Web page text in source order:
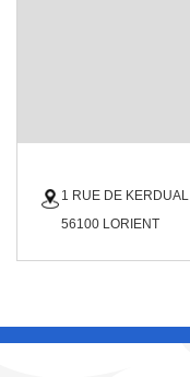
1 RUE DE KERDUAL
56100 LORIENT